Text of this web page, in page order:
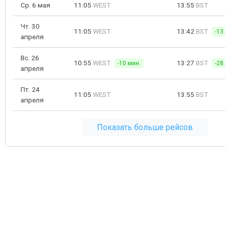
Ср. 6 мая 11:05 WEST 13:55 BST
Чт. 30
апреля
11:05 WEST 13:42 BST -
Вс. 26
апреля
10:55 WEST -10 мин. 13:27 BST -
Пт. 24
апреля
11:05 WEST 13:55 BST
Показать больше рейсов